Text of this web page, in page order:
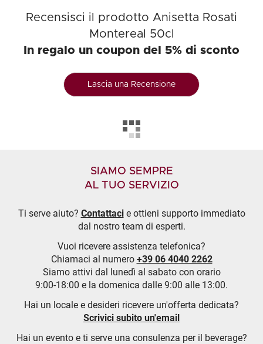
Recensisci il prodotto Anisetta Rosati
Montereal 50cl
In regalo un coupon del 5% di sconto
Lascia una Recensione
SIAMO SEMPRE
AL TUO SERVIZIO
Ti serve aiuto? Contattacie ottieni supporto immediato
dal nostro team di esperti.
Vuoi ricevere assistenza telefonica?
Chiamaci al numero +39 06 4040 2262
Siamo attivi dal lunedì al sabato con orario
9:00-18:00 e la domenica dalle 9:00 alle 13:00.
Hai un locale e desideri ricevere un'offerta dedicata?
Scrivici subito un'email
Hai un evento e ti serve una consulenza per il beverage?